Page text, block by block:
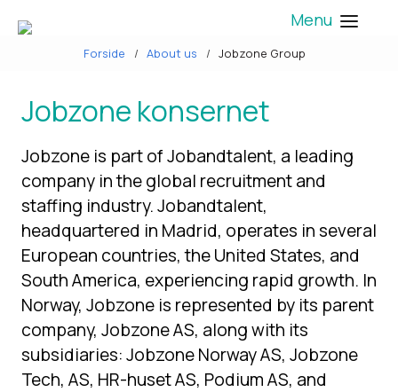
Menu
Forside About us Jobzone Group
Jobzone konsernet
Jobzone is part of Jobandtalent, a leading
company in the global recruitment and
staffing industry. Jobandtalent,
headquartered in Madrid, operates in several
European countries, the United States, and
South America, experiencing rapid growth. In
Norway, Jobzone is represented by its parent
company, Jobzone AS, along with its
subsidiaries: Jobzone Norway AS, Jobzone
Tech, AS, HR-huset AS, Podium AS, and